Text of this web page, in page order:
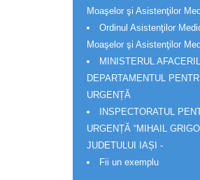
Moaşelor şi Asistenţilor
Ordinul Asistenţilor
Moaşelor şi Asistenţilor
MINISTERUL
DEPARTAMENTUL
URGENȚĂ
INSPECTORATUL
URGENȚĂ “MIHAIL
JUDETULUI IAȘI -
Fii un exemplu